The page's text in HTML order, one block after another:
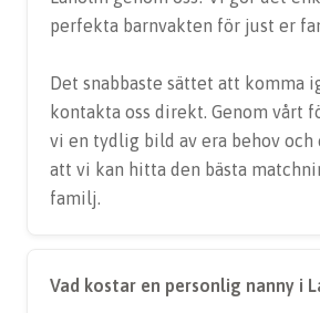
perfekta barnvakten för just er
Det snabbaste sättet att komma
kontakta oss direkt. Genom vårt
vi en tydlig bild av era behov och
att vi kan hitta den bästa
familj.
Vad kostar en personlig nanny i